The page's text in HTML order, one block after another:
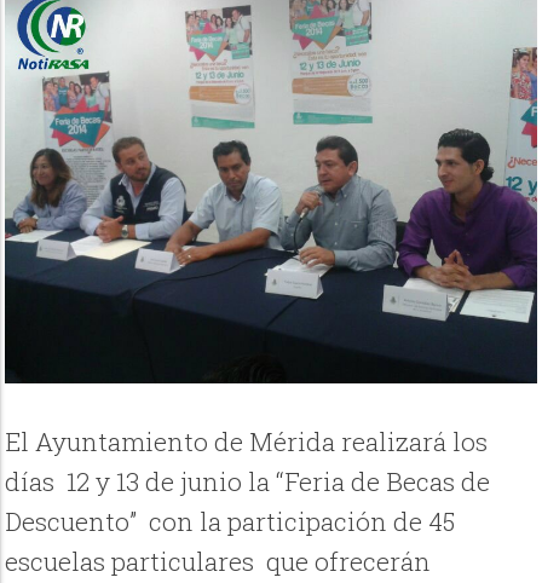
El Ayuntamiento de Mérida realizará los
días 12 y 13 de junio la “Feria de Becas de
Descuento” con la participación de 45
escuelas particulares que ofrecerán